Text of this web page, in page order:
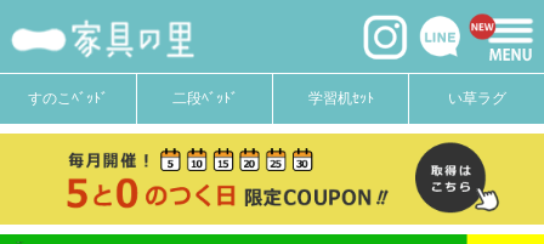
すのこﾍﾞｯﾄﾞ 二段ﾍﾞｯﾄﾞ 学習机ｾｯﾄ い草ラグ